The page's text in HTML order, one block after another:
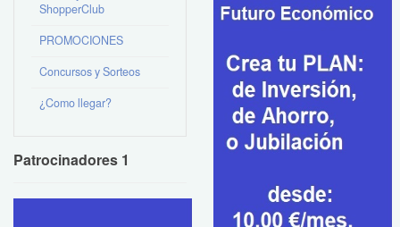
ShopperClub
PROMOCIONES
Concursos y Sorteos
¿Como llegar?
Patrocinadores 1